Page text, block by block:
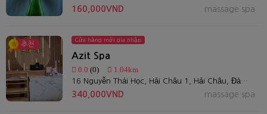
massage spa
160,000VND
추천
Cửa hàng mới gia nhập
Azit Spa
0.0 (0) 1.04km
16 Nguyễn Thái Học, Hải Châu 1, Hải Châu, Đà Nẵng, Việt Nam
massage spa
340,000VND